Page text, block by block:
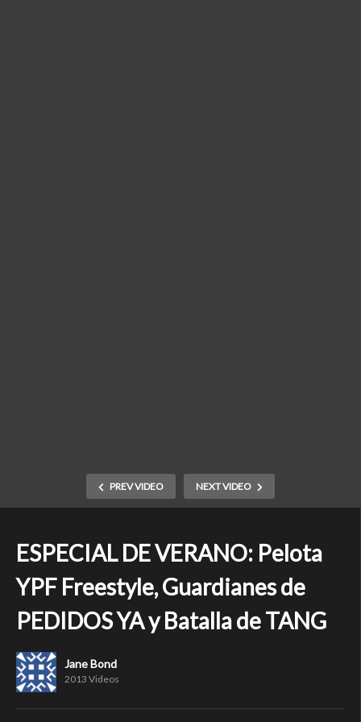
PREV VIDEO NEXT VIDEO
ESPECIAL DE VERANO: Pelota
YPF Freestyle, Guardianes de
PEDIDOS YA y Batalla de TANG
Jane Bond
2013 Videos